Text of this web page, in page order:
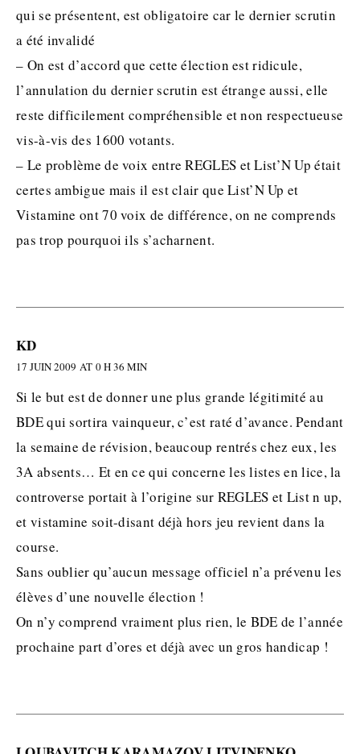
qui se présentent, est obligatoire car le dernier scrutin
a été invalidé
– On est d’accord que cette élection est ridicule,
l’annulation du dernier scrutin est étrange aussi, elle
reste difficilement compréhensible et non respectueuse
vis-à-vis des 1600 votants.
– Le problème de voix entre REGLES et List’N Up était
certes ambigue mais il est clair que List’N Up et
Vistamine ont 70 voix de différence, on ne comprends
pas trop pourquoi ils s’acharnent.
KD
17 JUIN 2009 AT 0 H 36 MIN
Si le but est de donner une plus grande légitimité au
BDE qui sortira vainqueur, c’est raté d’avance. Pendant
la semaine de révision, beaucoup rentrés chez eux, les
3A absents… Et en ce qui concerne les listes en lice, la
controverse portait à l’origine sur REGLES et List n up,
et vistamine soit-disant déjà hors jeu revient dans la
course.
Sans oublier qu’aucun message officiel n’a prévenu les
élèves d’une nouvelle élection !
On n’y comprend vraiment plus rien, le BDE de l’année
prochaine part d’ores et déjà avec un gros handicap !